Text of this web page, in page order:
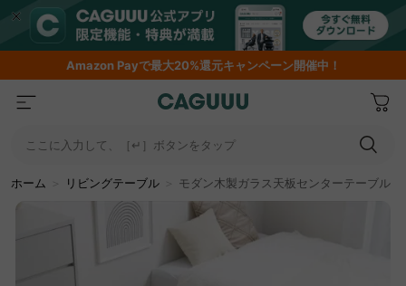
AmazonPayで最大20%還元キャンペーン開催中！
ここに入力して、［↵］ボタンをタップ
ホーム リビングテーブル モダン木製ガラス天板センターテーブル